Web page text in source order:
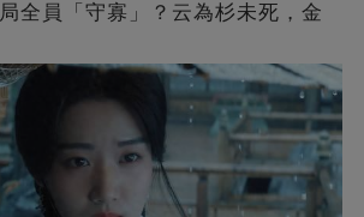
全員「守寡」？云為杉未死，金